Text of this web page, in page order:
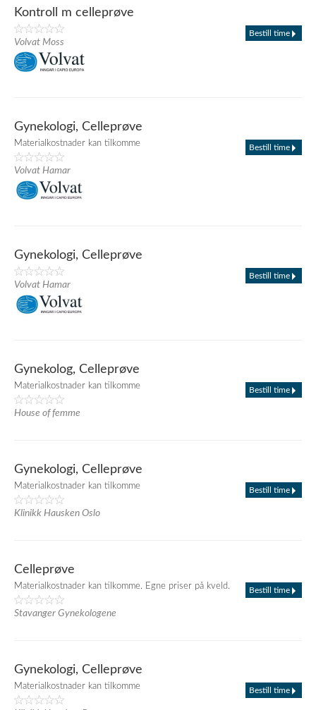
Kontroll m celleprøve
Volvat Moss
Bestill time
Gynekologi, Celleprøve
Materialkostnader kan tilkomme
Volvat Hamar
Bestill time
Gynekologi, Celleprøve
Volvat Hamar
Bestill time
Gynekolog, Celleprøve
Materialkostnader kan tilkomme
House of femme
Bestill time
Gynekologi, Celleprøve
Materialkostnader kan tilkomme
Klinikk Hausken Oslo
Bestill time
Celleprøve
Materialkostnader kan tilkomme. Egne priser på kveld.
Stavanger Gynekologene
Bestill time
Gynekologi, Celleprøve
Materialkostnader kan tilkomme Bestill time